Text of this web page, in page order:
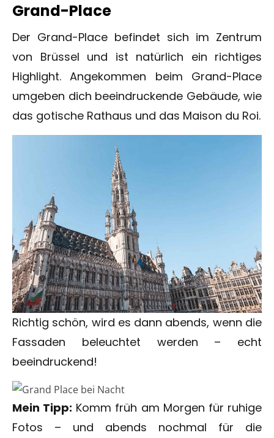
Grand-Place
Der Grand-Place befindet sich im Zentrum
von Brüssel und ist natürlich ein richtiges
Highlight. Angekommen beim Grand-Place
umgeben dich beeindruckende Gebäude, wie
das gotische Rathaus und das Maison du Roi.
Richtig schön, wird es dann abends, wenn die
Fassaden beleuchtet werden – echt
beeindruckend!
Mein Tipp: Komm früh am Morgen für ruhige
Fotos – und abends nochmal für die